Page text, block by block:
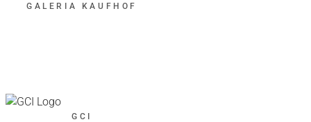
GALERIA KAUFHOF
GCI